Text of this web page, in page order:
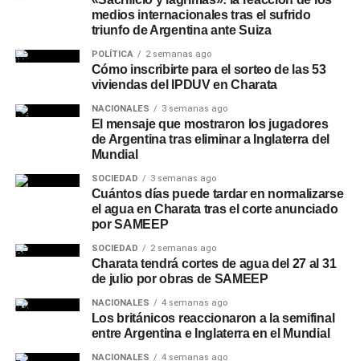
medios internacionales tras el sufrido
triunfo de Argentina ante Suiza
POLÍTICA 2 semanas ago
Cómo inscribirte para el sorteo de las 53
viviendas del IPDUV en Charata
NACIONALES 3 semanas ago
El mensaje que mostraron los jugadores
de Argentina tras eliminar a Inglaterra del
Mundial
SOCIEDAD 3 semanas ago
Cuántos días puede tardar en normalizarse
el agua en Charata tras el corte anunciado
por SAMEEP
SOCIEDAD 2 semanas ago
Charata tendrá cortes de agua del 27 al 31
de julio por obras de SAMEEP
NACIONALES 4 semanas ago
Los británicos reaccionaron a la semifinal
entre Argentina e Inglaterra en el Mundial
NACIONALES 4 semanas ago